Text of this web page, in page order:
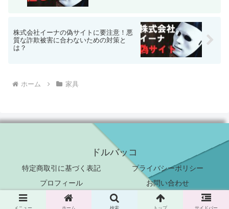
株式会社イーナの偽サイトに要注意！悪
質な詐欺被害に合わないための対策と
は？
ホーム 家具
ドルバッコ
特定商取引に基づく表記
プライバシーポリシー
プロフィール
お問い合わせ
© 2024 ドルバッコ.
メニュー ホーム 検索 トップ サイドバー